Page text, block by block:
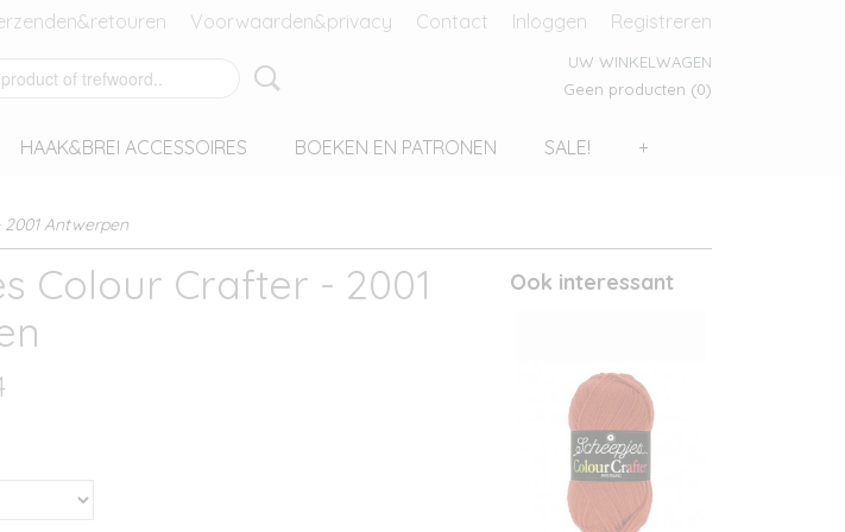
Voorwaarden&privacy Contact Inloggen Registreren
UW WINKELWAGEN
Geen producten (0)
HAAK&BREI ACCESSOIRES BOEKEN EN PATRONEN SALE! +
Antwerpen
Colour Crafter - 2001
Ook interessant